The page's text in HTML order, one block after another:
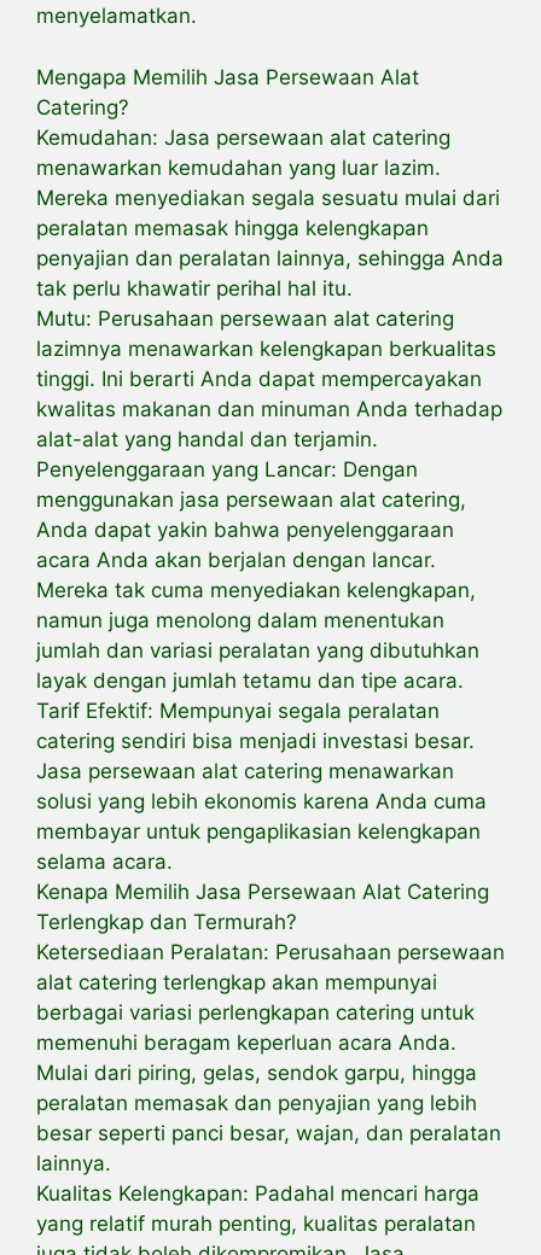
menyelamatkan.
Mengapa Memilih Jasa Persewaan Alat
Catering?
Kemudahan: Jasa persewaan alat catering
menawarkan kemudahan yang luar lazim.
Mereka menyediakan segala sesuatu mulai dari
peralatan memasak hingga kelengkapan
penyajian dan peralatan lainnya, sehingga Anda
tak perlu khawatir perihal hal itu.
Mutu: Perusahaan persewaan alat catering
lazimnya menawarkan kelengkapan berkualitas
tinggi. Ini berarti Anda dapat mempercayakan
kwalitas makanan dan minuman Anda terhadap
alat-alat yang handal dan terjamin.
Penyelenggaraan yang Lancar: Dengan
menggunakan jasa persewaan alat catering,
Anda dapat yakin bahwa penyelenggaraan
acara Anda akan berjalan dengan lancar.
Mereka tak cuma menyediakan kelengkapan,
namun juga menolong dalam menentukan
jumlah dan variasi peralatan yang dibutuhkan
layak dengan jumlah tetamu dan tipe acara.
Tarif Efektif: Mempunyai segala peralatan
catering sendiri bisa menjadi investasi besar.
Jasa persewaan alat catering menawarkan
solusi yang lebih ekonomis karena Anda cuma
membayar untuk pengaplikasian kelengkapan
selama acara.
Kenapa Memilih Jasa Persewaan Alat Catering
Terlengkap dan Termurah?
Ketersediaan Peralatan: Perusahaan persewaan
alat catering terlengkap akan mempunyai
berbagai variasi perlengkapan catering untuk
memenuhi beragam keperluan acara Anda.
Mulai dari piring, gelas, sendok garpu, hingga
peralatan memasak dan penyajian yang lebih
besar seperti panci besar, wajan, dan peralatan
lainnya.
Kualitas Kelengkapan: Padahal mencari harga
yang relatif murah penting, kualitas peralatan